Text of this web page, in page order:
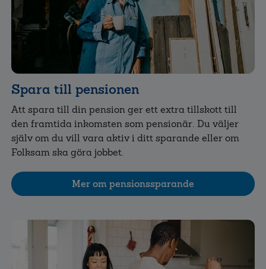
Spara till pensionen
Att spara till din pension ger ett extra tillskott till
den framtida inkomsten som pensionär. Du väljer
själv om du vill vara aktiv i ditt sparande eller om
Folksam ska göra jobbet.
Mer om pensionssparande